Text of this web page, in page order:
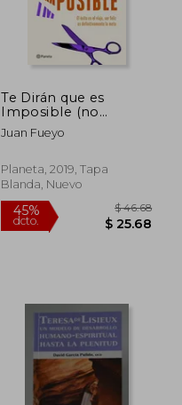
45%
Te Dirán que es
Imposible (no
Ficción)
Juan Fueyo
Planeta, 2019, Tapa
Blanda, Nuevo